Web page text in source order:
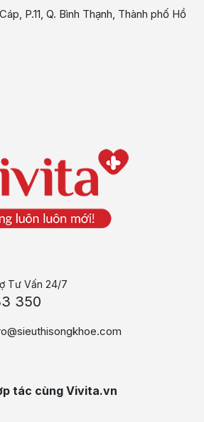
P.11, Q. Bình Thạnh, Thành phố Hồ
Tư Vấn 24/7
350
tác cùng Vivita.vn